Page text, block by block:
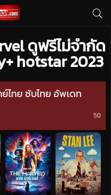
ดูฟรีไม่จำกัด
hotstar 2023
ไทย ซับไทย อัพเดท
50